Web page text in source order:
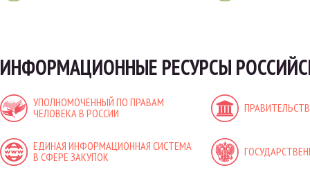
ИНФОРМАЦИОННЫЕ РЕСУРСЫ
УПОЛНОМОЧЕННЫЙ ПО ПРАВАМ
ЧЕЛОВЕКА В РОССИИ
ЕДИНАЯ ИНФОРМАЦИОННАЯ СИСТЕМА
В СФЕРЕ ЗАКУПОК